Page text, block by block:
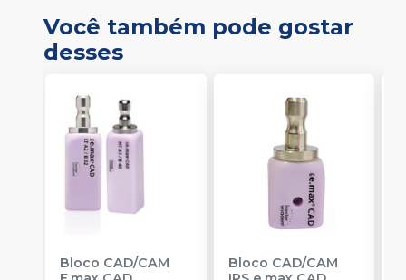
Você também pode gostar
desses
Bloco CAD/CAM
Bloco CAD/CAM